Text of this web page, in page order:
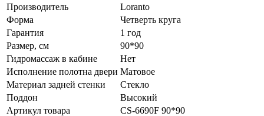
Производитель
Loranto
Форма
Четверть круга
Гарантия
1 год
Размер, см
90*90
Гидромассаж в кабине
Нет
Исполнение полотна двери Матовое
Материал задней стенки
Стекло
Поддон
Высокий
Артикул товара
CS-6690F 90*90